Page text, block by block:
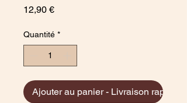
12,90 €Prix
Quantité *
Ajouter au panier - Livraison rapide